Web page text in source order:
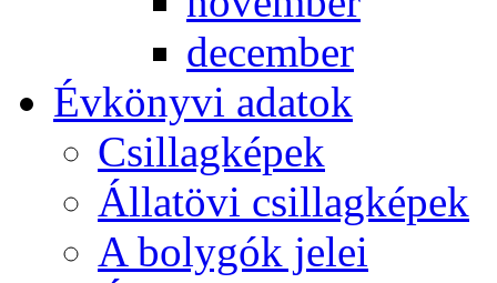
de­cem­ber
Év­köny­vi ada­tok
Csil­lag­ké­pek
Ál­lat­övi csil­lag­ké­pek
A boly­gók je­lei